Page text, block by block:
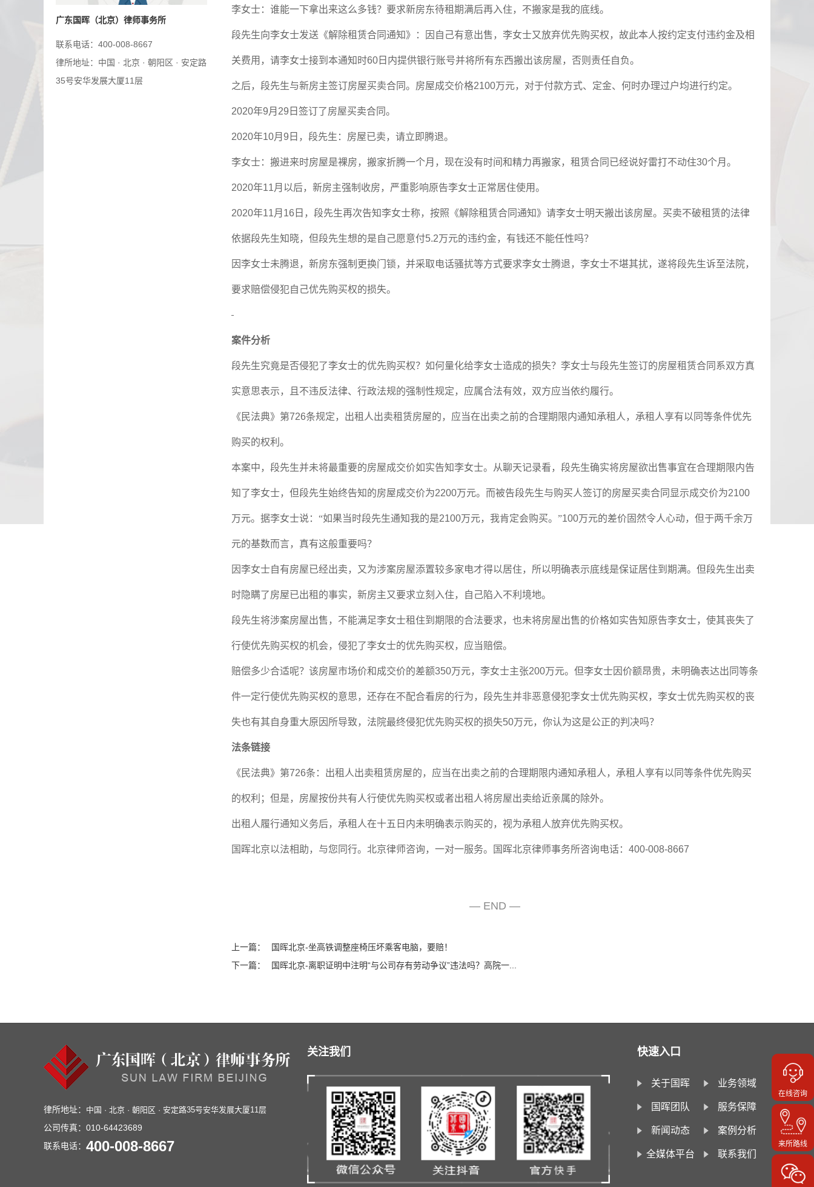
广东国晖（北京）律师事务所
联系电话：400-008-8667
律所地址：中国 · 北京 · 朝阳区 · 安定路
35号安华发展大厦11层
李女士：谁能一下拿出来这么多钱？要求新房东待租期满后再入住，不搬家是我的底线。
段先生向李女士发送《解除租赁合同通知》：因自己有意出售，李女士又放弃优先购买权，故此本人按约定支付违约金及相
关费用，请李女士接到本通知时60 日内提供银行账号并将所有东西搬出该房屋，否则责任自负。
之后，段先生与新房主签订房屋买卖合同。房屋成交价格2100万元，对于付款方式、定金、何时办理过户均进行约定。
2020年9月 29 日签订了房屋买卖合同。
2020年10月 9 日，段先生：房屋已卖，请立即腾退。
李女士：搬进来时房屋是裸房，搬家折腾一个月，现在没有时间和精力再搬家，租赁合同已经说好雷打不动住30个月。
2020年11月以后，新房主强制收房，严重影响原告李女士正常居住使用。
2020年11月 16 日，段先生再次告知李女士称，按照《解除租赁合同通知》请李女士明天搬出该房屋。买卖不破租赁的法律
依据段先生知晓，但段先生想的是自己愿意付5.2万元的违约金，有钱还不能任性吗？
因李女士未腾退，新房东强制更换门锁，并采取电话骚扰等方式要求李女士腾退，李女士不堪其扰，遂将段先生诉至法院，
要求赔偿侵犯自己优先购买权的损失。
案件分析
段先生究竟是否侵犯了李女士的优先购买权？如何量化给李女士造成的损失？李女士与段先生签订的房屋租赁合同系双方真
实意思表示，且不违反法律、行政法规的强制性规定，应属合法有效，双方应当依约履行。
《民法典》第726条规定，出租人出卖租赁房屋的，应当在出卖之前的合理期限内通知承租人，承租人享有以同等条件优先
购买的权利。
本案中，段先生并未将最重要的房屋成交价如实告知李女士。从聊天记录看，段先生确实将房屋欲出售事宜在合理期限内告
知了李女士，但段先生始终告知的房屋成交价为2200万元。而被告段先生与购买人签订的房屋买卖合同显示成交价为2100
万元。据李女士说：“如果当时段先生通知我的是2100万元，我肯定会购买。”100万元的差价固然令人心动，但于两千余万
元的基数而言，真有这般重要吗？
因李女士自有房屋已经出卖，又为涉案房屋添置较多家电才得以居住，所以明确表示底线是保证居住到期满。但段先生出卖
时隐瞒了房屋已出租的事实，新房主又要求立刻入住，自己陷入不利境地。
段先生将涉案房屋出售，不能满足李女士租住到期限的合法要求，也未将房屋出售的价格如实告知原告李女士，使其丧失了
行使优先购买权的机会，侵犯了李女士的优先购买权，应当赔偿。
赔偿多少合适呢？该房屋市场价和成交价的差额350万元，李女士主张200万元。但李女士因价额昂贵，未明确表达出同等条
件一定行使优先购买权的意思，还存在不配合看房的行为，段先生并非恶意侵犯李女士优先购买权，李女士优先购买权的丧
失也有其自身重大原因所导致，法院最终侵犯优先购买权的损失50万元，你认为这是公正的判决吗？
法条链接
《民法典》第726条：出租人出卖租赁房屋的，应当在出卖之前的合理期限内通知承租人，承租人享有以同等条件优先购买
的权利；但是，房屋按份共有人行使优先购买权或者出租人将房屋出卖给近亲属的除外。
出租人履行通知义务后，承租人在十五日内未明确表示购买的，视为承租人放弃优先购买权。
国晖北京以法相助，与您同行。 北京律师咨询，一对一服务。国晖北京律师事务所咨询电话： 400-008-8667
— END —
上一篇：
国晖北京-坐高铁调整座椅压坏乘客电脑，要赔！
下一篇：
国晖北京-离职证明中注明“与公司存有劳动争议”违法吗？高院一...
律所地址： 中国 · 北京 · 朝阳区 · 安定路35号安华发展大厦11层
公司传真： 010-64423689
联系电话： 400-008-8667
关注我们 快速入口
关于国晖 业务领域
国晖团队 服务保障
新闻动态 案例分析
全媒体平台 联系我们
在线咨询
来所路线